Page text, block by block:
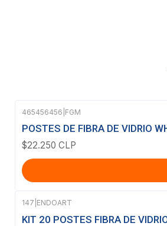
465456456 FGM
POSTES DE FIBRA DE VIDRIO
$22.250 CLP
147 ENDOART
KIT 20 POSTES FIBRA DE